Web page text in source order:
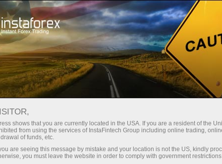
Трейдерам Форекс аналитика Фотоновости
16:10 2018-06-15
shows that you are currently located in the USA. If you are a resident of the
from using the services of InstaFintech Group including online trading,
of funds, etc.
are seeing this message by mistake and your location is not the US, kindly
you must leave the website in order to comply with government